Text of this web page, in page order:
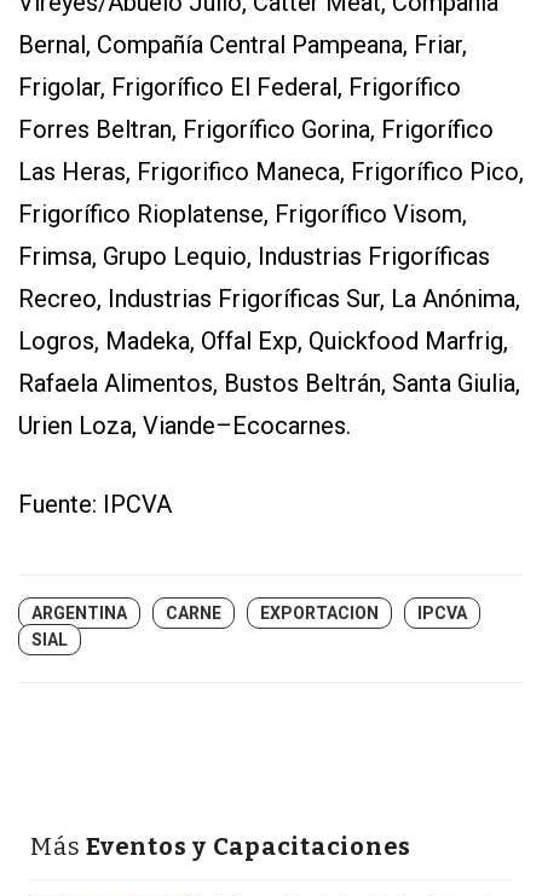
Bernal, Compañía Central Pampeana, Friar,
Frigolar, Frigorífico El Federal, Frigorífico
Forres Beltran, Frigorífico Gorina, Frigorífico
Las Heras, Frigorifico Maneca, Frigorífico Pico,
Frigorífico Rioplatense, Frigorífico Visom,
Frimsa, Grupo Lequio, Industrias Frigoríficas
Recreo, Industrias Frigoríficas Sur, La Anónima,
Logros, Madeka, Offal Exp, Quickfood Marfrig,
Rafaela Alimentos, Bustos Beltrán, Santa Giulia,
Urien Loza, Viande–Ecocarnes.
Fuente: IPCVA
ARGENTINA CARNE EXPORTACION
IPCVA
SIAL
Más Eventos y Capacitaciones